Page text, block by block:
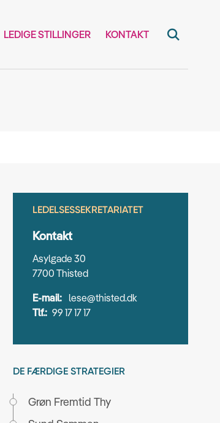
LEDIGE STILLINGER KONTAKT
LEDELSESSEKRETARIATET
Kontakt
Asylgade 30
7700 Thisted
E-mail: lese@thisted.dk
Tlf.: 99 17 17 17
DE FÆRDIGE STRATEGIER
Grøn Fremtid Thy